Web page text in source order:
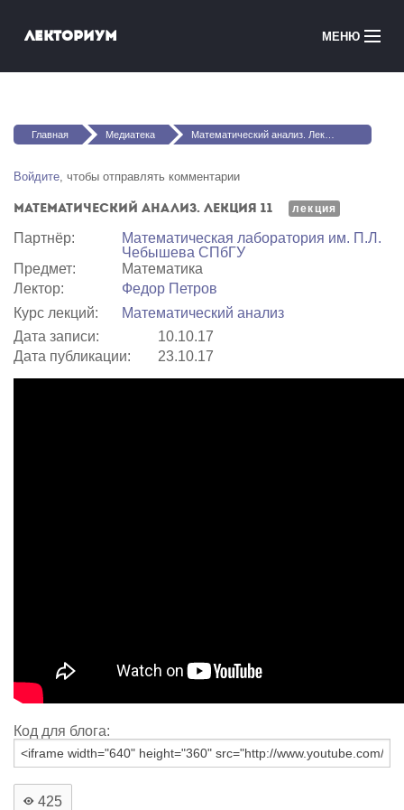
Лекториум МЕНЮ
Медиатека
Courses in English
Вы здесь
Главная Медиатека Математический анализ. Лекция 11
Войдите, чтобы отправлять комментарии
Математический анализ. Лекция 11 лекция
Партнёр:
Математичеcкая лаборатория им. П.Л.
Чебышева СПбГУ
Предмет:
Математика
Лектор:
Федор Петров
Курс лекций:
Математический анализ
Дата записи:
10.10.17
Дата публикации:
23.10.17
Код для блога:
425